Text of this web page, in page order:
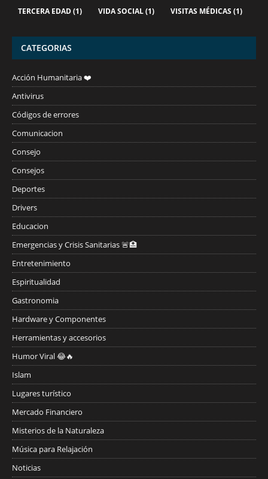
TERCERA EDAD(1) VIDA SOCIAL(1) VISITAS MÉDICAS (1)
CATEGORIAS
Acción Humanitaria ❤️
Antivirus
Códigos de errores
Comunicacion
Consejo
Consejos
Deportes
Drivers
Educacion
Emergencias y Crisis Sanitarias 🚨🏥
Entretenimiento
Espiritualidad
Gastronomia
Hardware y Componentes
Herramientas y accesorios
Humor Viral 😂🔥
Islam
Lugares turístico
Mercado Financiero
Misterios de la Naturaleza
Música para Relajación
Noticias